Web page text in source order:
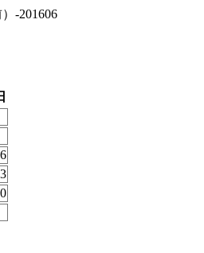
-201606